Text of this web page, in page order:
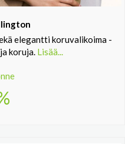
elegantti koruvalikoima -
koruja. Lisää...